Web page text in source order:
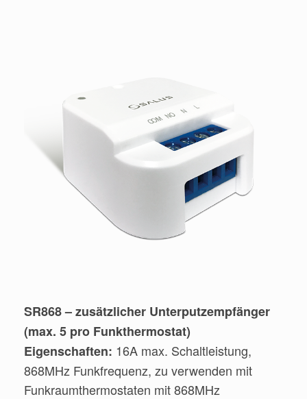
SR868 – zusätzlicher Unterputzempfänger
(max. 5 pro Funkthermostat)
Eigenschaften: 16A max. Schaltleistung,
868MHz Funkfrequenz, zu verwenden mit
Funkraumthermostaten mit 868MHz